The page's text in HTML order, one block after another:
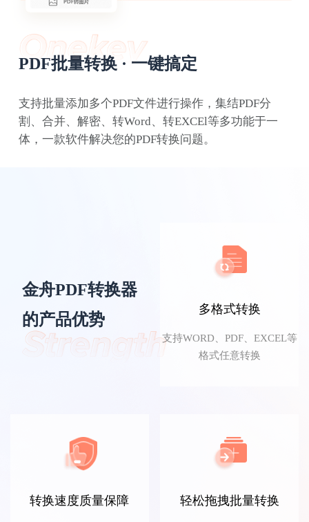
PDF批量转换 · 一键搞定
支持批量添加多个PDF文件进行操作，集结PDF分
割、合并、解密、转Word、转EXCEl等多功能于一
体，一款软件解决您的PDF转换问题。
金舟PDF转换器
的产品优势
多格式转换
支持WORD、PDF、EXCEL等
格式任意转换
转换速度质量保障 轻松拖拽批量转换
迟迟语0_o
浪里小白龙